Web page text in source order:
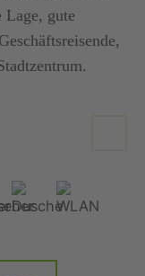
Lage, gute